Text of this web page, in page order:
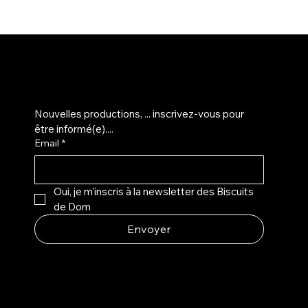
Nouvelles productions, ... inscrivez-vous pour
être informé(e)....
Email *
Oui, je m'inscris à la newsletter des Biscuits
de Dom
Envoyer